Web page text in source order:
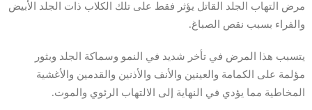
مرض التهاب الجلد القاتل يؤثر فقط على تلك الكلاب ذات الجلد الأبيض
والفراء بسبب نقص الصباغ.
يتسبب هذا المرض في تأخر شديد في النمو وسماكة الجلد وبثور
مؤلمة على الكمامة والعينين والأنف والأذنين والقدمين والأغشية
المخاطية مما يؤدي في النهاية إلى الالتهاب الرئوي والموت.